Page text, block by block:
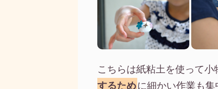
こちらは紙粘土を使って小
するために細かい作業も